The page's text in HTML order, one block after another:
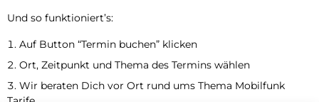
Und so funktioniert’s:
Auf Button “Termin buchen” klicken
Ort, Zeitpunkt und Thema des Termins wählen
Wir beraten Dich vor Ort rund ums Thema Mobilfunk